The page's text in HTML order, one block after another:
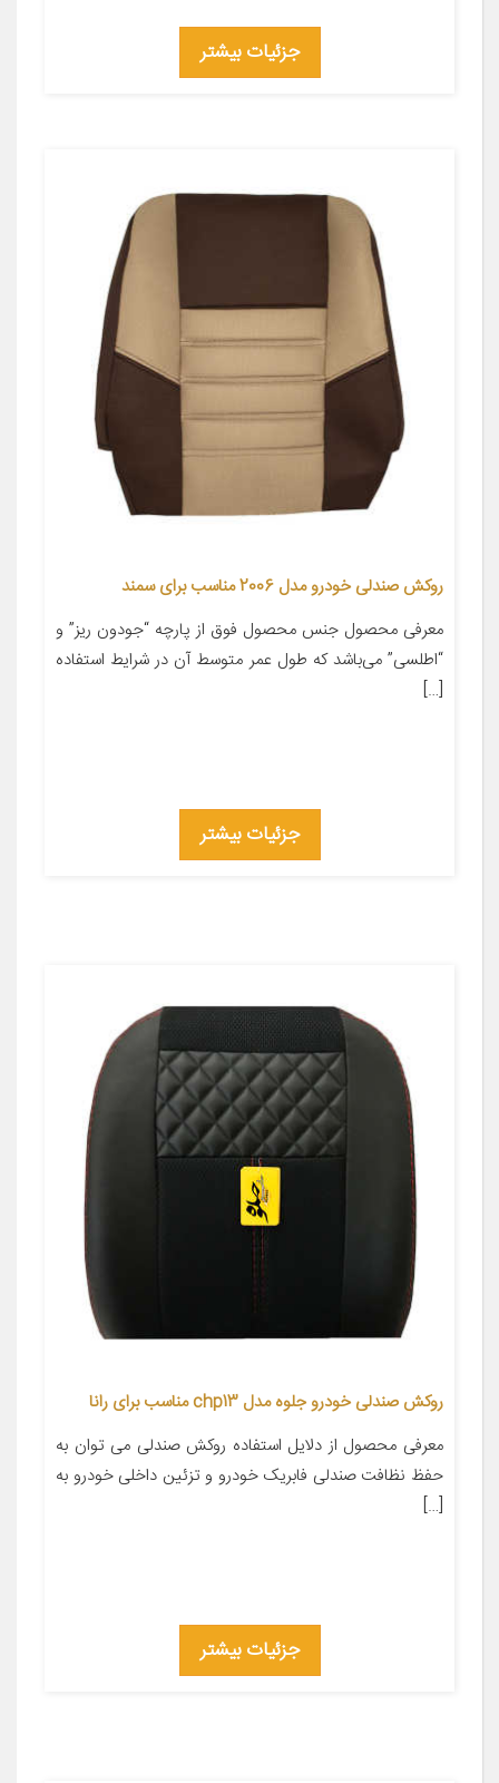
جزئیات بیشتر
روکش صندلی خودرو مدل 2006 مناسب برای سمند
معرفی محصول جنس محصول فوق از پارچه “جودون ریز” و
“اطلسی” می‌باشد که طول عمر متوسط آن در شرایط استفاده
[…]
جزئیات بیشتر
روکش صندلی خودرو جلوه مدل chp13 مناسب برای رانا
معرفی محصول از دلایل استفاده روکش صندلی می توان به
حفظ نظافت صندلی فابریک خودرو و تزئین داخلی خودرو به
[…]
جزئیات بیشتر